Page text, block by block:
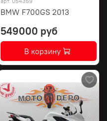
BMW F700GS 2013
549000 руб
В корзину